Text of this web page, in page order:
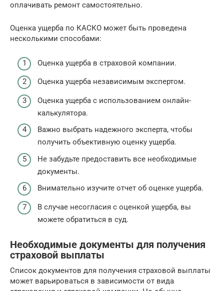
оплачивать ремонт самостоятельно.
Оценка ущерба по КАСКО может быть проведена
несколькими способами:
Оценка ущерба в страховой компании.
Оценка ущерба независимым экспертом.
Оценка ущерба с использованием онлайн-
калькулятора.
Важно выбрать надежного эксперта, чтобы
получить объективную оценку ущерба.
Не забудьте предоставить все необходимые
документы.
Внимательно изучите отчет об оценке ущерба.
В случае несогласия с оценкой ущерба, вы
можете обратиться в суд.
Необходимые документы для получения
страховой выплаты
Список документов для получения страховой выплаты
может варьироваться в зависимости от вида